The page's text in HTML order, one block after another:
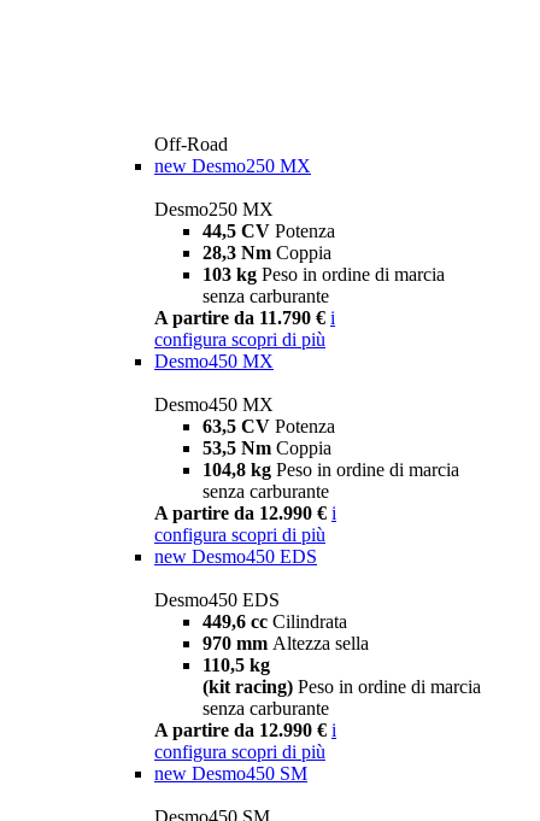
Off-Road
new Desmo250 MX
Desmo250 MX
44,5 CV Potenza
28,3 Nm Coppia
103 kg Peso in ordine di marcia
senza carburante
A partire da 11.790 € i
configura scopri di più
Desmo450 MX
Desmo450 MX
63,5 CV Potenza
53,5 Nm Coppia
104,8 kg Peso in ordine di marcia
senza carburante
A partire da 12.990 € i
configura scopri di più
new Desmo450 EDS
Desmo450 EDS
449,6 cc Cilindrata
970 mm Altezza sella
110,5 kg
(kit racing) Peso in ordine di marcia
senza carburante
A partire da 12.990 € i
configura scopri di più
new Desmo450 SM
Desmo450 SM